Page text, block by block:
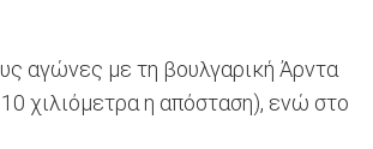
αγώνες με τη βουλγαρική Άρντα
χιλιόμετρα η απόσταση), ενώ στο